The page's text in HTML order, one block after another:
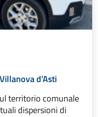
d’Asti
territorio comunale
dispersioni di